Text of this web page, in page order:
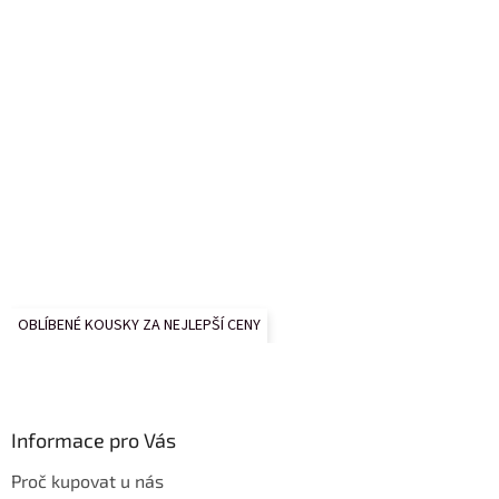
OBLÍBENÉ KOUSKY ZA NEJLEPŠÍ CENY
Informace pro Vás
Proč kupovat u nás